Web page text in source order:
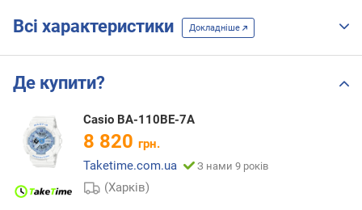
Всі характеристики Докладніше
Де купити?
Casio BA-110BE-7A
8 820 грн.
Taketime.com.ua
З нами 9 років
(Харків)